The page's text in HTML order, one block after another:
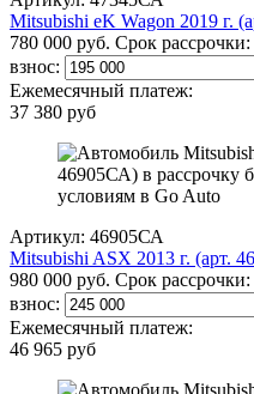
Mitsubishi eK Wagon 2019 г.
780 000 руб. Срок рассрочки:
взнос:
Ежемесячный платеж:
37 380 руб
Артикул: 46905СА
Mitsubishi ASX 2013 г. (арт.
980 000 руб. Срок рассрочки:
взнос:
Ежемесячный платеж:
46 965 руб